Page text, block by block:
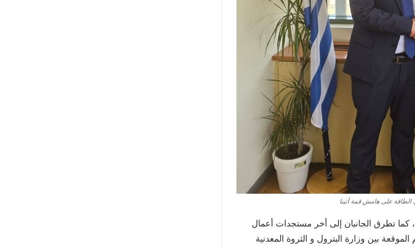
الطاقة على هامش قمة أثينا
كما تطرق الجانبان إلى أخر مستجدات أعمال
بين وزارة البترول و الثروة المعدنية